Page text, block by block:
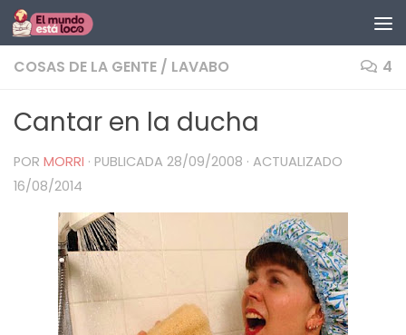
Saltar al contenido
COSAS DE LA GENTE / LAVABO 4
Cantar en la ducha
POR MORRI · PUBLICADA 28/09/2008 · ACTUALIZADO
16/08/2014